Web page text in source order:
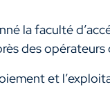
la faculté
des opérateurs
et